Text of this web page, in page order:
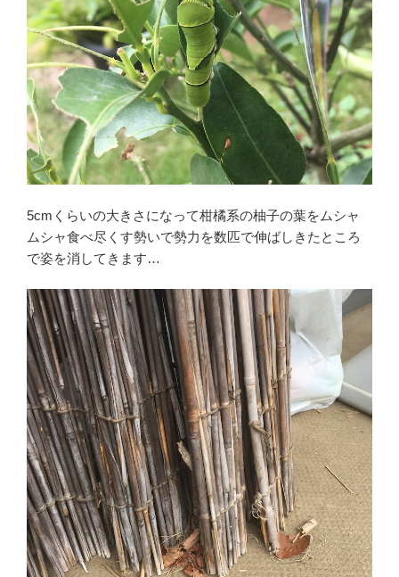
5cmくらいの大きさになって柑橘系の柚子の葉をムシャ
ムシャ食べ尽くす勢いで勢力を数匹で伸ばしきたところ
で姿を消してきます…